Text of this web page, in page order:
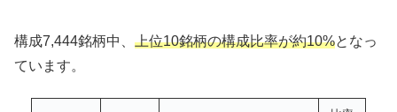
構成7,444銘柄中、 上位10銘柄の構成比率が約10%となっ
ています。